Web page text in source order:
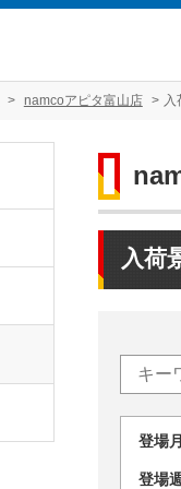
namcoアピタ富山店 入
入荷
登
登